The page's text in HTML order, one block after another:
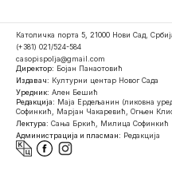
Католичка порта 5, 21000 Нови Сад,
(+381) 021/524-584
casopispolja@gmail.com
Директор: Бојан Панаотовић
Издавач: Културни центар Новог Сада
Уредник: Ален Бешић
Редакција: Маја Ердељанин (ликовна
Софинкић, Марјан Чакаревић, Огњен
Лектура: Сања Бркић, Милица Софинкић
Администрација и пласман: Редакција